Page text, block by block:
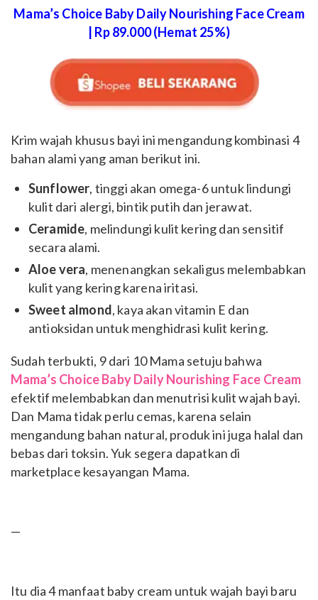
Mama’s Choice Baby Daily Nourishing Face Cream
| Rp 89.000 (Hemat 25%)
Krim wajah khusus bayi ini mengandung kombinasi 4
bahan alami yang aman berikut ini.
Sunflower, tinggi akan omega-6 untuk lindungi
kulit dari alergi, bintik putih dan jerawat.
Ceramide, melindungi kulit kering dan sensitif
secara alami.
Aloe vera, menenangkan sekaligus melembabkan
kulit yang kering karena iritasi.
Sweet almond, kaya akan vitamin E dan
antioksidan untuk menghidrasi kulit kering.
Sudah terbukti, 9 dari 10 Mama setuju bahwa
Mama’s Choice Baby Daily Nourishing Face Cream
efektif melembabkan dan menutrisi kulit wajah bayi.
Dan Mama tidak perlu cemas, karena selain
mengandung bahan natural, produk ini juga halal dan
bebas dari toksin. Yuk segera dapatkan di
marketplace kesayangan Mama.
—
Itu dia 4 manfaat baby cream untuk wajah bayi baru